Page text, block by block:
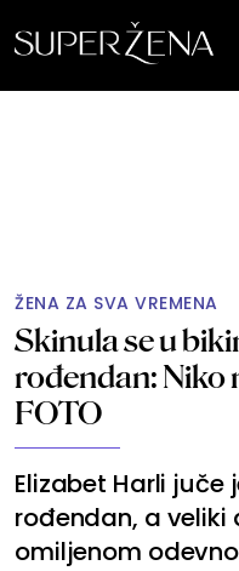
ŽENA ZA SVA VREMENA
Skinula se u
rođendan: Niko
FOTO
Elizabet Harli juče
rođendan, a veliki
omiljenom